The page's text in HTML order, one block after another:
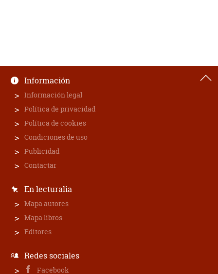
Información
Información legal
Política de privacidad
Política de cookies
Condiciones de uso
Publicidad
Contactar
En lecturalia
Mapa autores
Mapa libros
Editores
Redes sociales
Facebook